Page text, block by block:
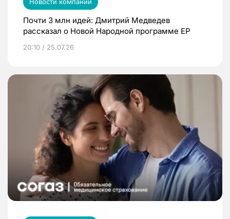
Почти 3 млн идей: Дмитрий Медведев
рассказал о Новой Народной программе ЕР
20:10 / 25.07.26